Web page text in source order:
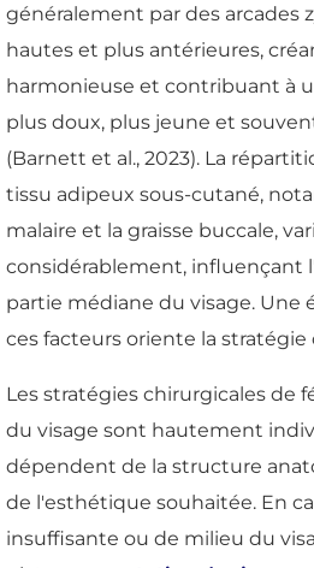
généralement par des arcades
hautes et plus antérieures,
harmonieuse et contribuant à
plus doux, plus jeune et
(Barnett et al., 2023). La
tissu adipeux sous-cutané,
malaire et la graisse buccale,
considérablement, influençant
partie médiane du visage. Une
ces facteurs oriente la stratégie
Les stratégies chirurgicales de
du visage sont hautement
dépendent de la structure
de l'esthétique souhaitée. En
insuffisante ou de milieu du